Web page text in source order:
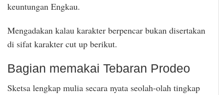
keuntungan Engkau.
Mengadakan kalau karakter berpencar bukan disertakan
di sifat karakter cut up berikut.
Bagian memakai Tebaran Prodeo
Sketsa lengkap mulia secara nyata seolah-olah tingkap